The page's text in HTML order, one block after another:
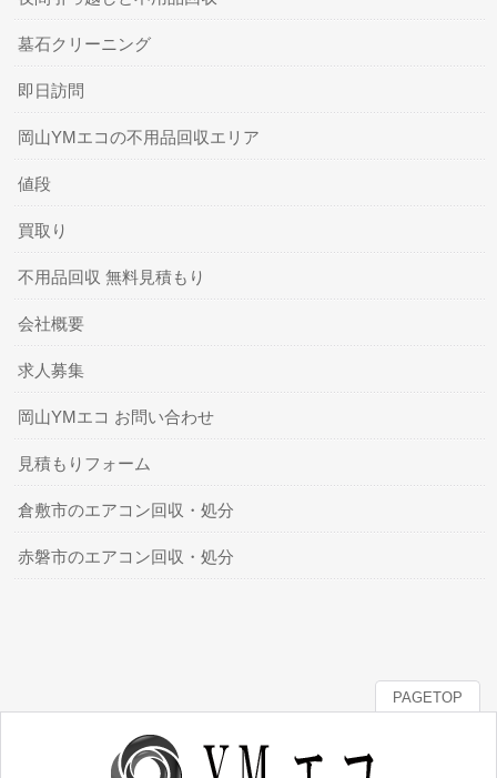
墓石クリーニング
即日訪問
岡山YMエコの不用品回収エリア
値段
買取り
不用品回収 無料見積もり
会社概要
求人募集
岡山YMエコ お問い合わせ
見積もりフォーム
倉敷市のエアコン回収・処分
赤磐市のエアコン回収・処分
PAGETOP